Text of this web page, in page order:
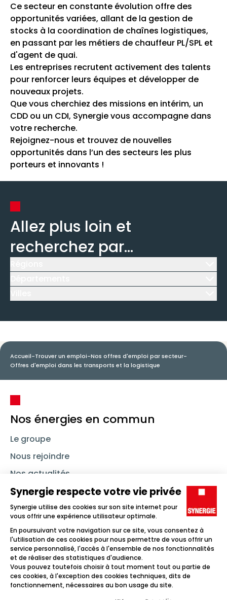
Ce secteur en constante évolution offre des
opportunités variées, allant de la gestion de
stocks à la coordination de chaînes logistiques,
en passant par les métiers de chauffeur PL/SPL et
d'agent de quai.
Les entreprises recrutent activement des talents
pour renforcer leurs équipes et développer de
nouveaux projets.
Que vous cherchiez des missions en intérim, un
CDD ou un CDI, Synergie vous accompagne dans
votre recherche.
Rejoignez-nous et trouvez de nouvelles
opportunités dans l’un des secteurs les plus
porteurs et innovants !
Allez plus loin et
recherchez par...
Accueil-Trouver un emploi-Nos offres d'emploi par secteur-
Offres d'emploi dans les transports et la logistique
Nos énergies en commun
Le groupe
Nous rejoindre
Nos actualités
Nous contacter
Linkedin SynergieInstagramTikTok Youtube
Trouver un emploi
Icône d'illustration
Candidats
Icône d'illustration